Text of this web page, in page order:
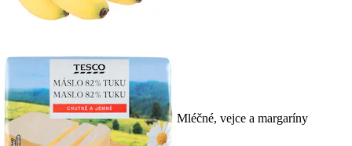
Mléčné, vejce a margaríny